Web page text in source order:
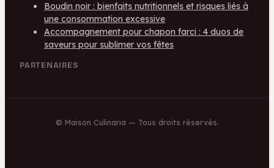
Boudin noir : bienfaits nutritionnels et risques liés à
une consommation excessive
Accompagnement pour chapon farci : 4 duos de
saveurs pour sublimer vos fêtes
PARTENAIRES
© Maison Culinaria — Tous droits réservés.